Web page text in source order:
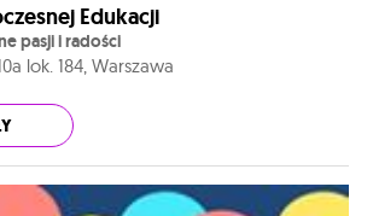
Edukacji
pasji i radości
lok. 184, Warszawa